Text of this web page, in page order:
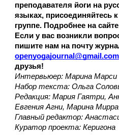
преподавателя йоги на
языках, присоединяйтесь
группе. Подробнее на
Если у вас возникли
openyogajournal@gmail.com
друзья!
Интервьюер: Марина Марси
Набор текста: Ольга
Редакция: Мария Гаятри,
Евгения Агни, Марина Мирра
Главный редактор:
Куратор проекта: Керигона